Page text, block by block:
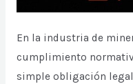
En la industria de
cumplimiento
simple obligación